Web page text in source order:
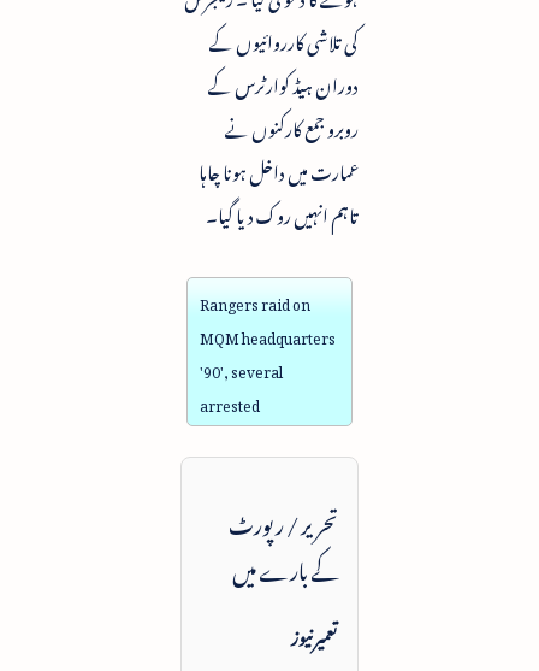
کی تلاشی کارروائیوں کے
دوران ہیڈ کوارٹرس کے
روبرو جمع کارکنوں نے
عمارت میں داخل ہونا چاہا
تاہم انہیں روک دیا گیا۔
Rangers raid on
MQM headquarters
'90', several
arrested
تحریر / رپورٹ
کے بارے میں
تعمیرنیوز